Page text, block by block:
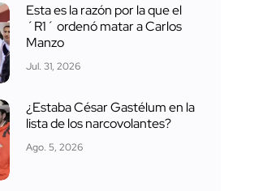
Esta es la razón por la que el
´R1´ ordenó matar a Carlos
Manzo
Jul. 31, 2026
¿Estaba César Gastélum en la
lista de los narcovolantes?
Ago. 5, 2026